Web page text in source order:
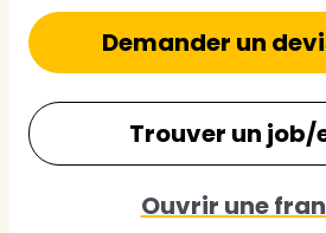
Demander un
Trouver un job/
Ouvrir une